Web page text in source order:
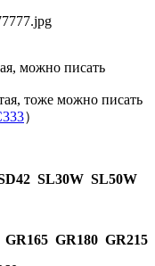
можно писать
тоже можно писать
）
SL30W SL50W
GR180 GR215